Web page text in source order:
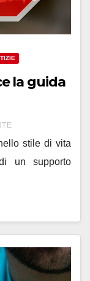
la guida
stile di vita
un supporto